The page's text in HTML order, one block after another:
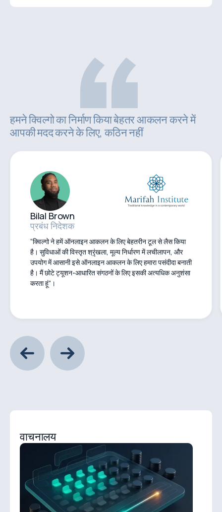
हमने क्विल्गो का निर्माण किया बेहतर आकलन करने में
आपकी मदद करने के लिए, कठिन नहीं
Bilal Brown
प्रबंध निदेशक
“क्विल्गो ने हमें ऑनलाइन आकलन के लिए बेहतरीन टूल से लैस किया
है। सुविधाओं की विस्तृत श्रृंखला, मूल्य निर्धारण में लचीलापन, और
उपयोग में आसानी इसे ऑनलाइन आकलन के लिए हमारा पसंदीदा बनाती
है। मैं छोटे ट्यूशन-आधारित संगठनों के लिए इसकी अत्यधिक अनुशंसा
करता हूं”।
वाचनालय